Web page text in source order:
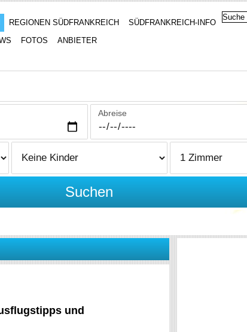
REGIONEN SÜDFRANKREICH
SÜDFRANKREICH-INFO
FOTOS ANBIETER
Abreise
Suchen
und